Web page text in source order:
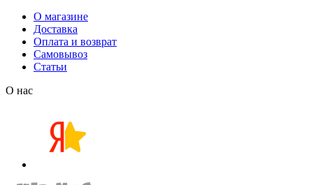
О магазине
Доставка
Оплата и возврат
Самовывоз
Статьи
О нас